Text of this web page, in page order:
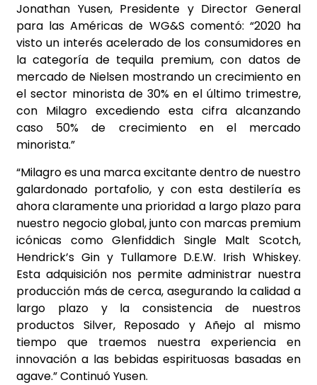
Jonathan Yusen, Presidente y Director General
para las Américas de WG&S comentó: “2020 ha
visto un interés acelerado de los consumidores en
la categoría de tequila premium, con datos de
mercado de Nielsen mostrando un crecimiento en
el sector minorista de 30% en el último trimestre,
con Milagro excediendo esta cifra alcanzando
caso 50% de crecimiento en el mercado
minorista.”
“Milagro es una marca excitante dentro de nuestro
galardonado portafolio, y con esta destilería es
ahora claramente una prioridad a largo plazo para
nuestro negocio global, junto con marcas premium
icónicas como Glenfiddich Single Malt Scotch,
Hendrick’s Gin y Tullamore D.E.W. Irish Whiskey.
Esta adquisición nos permite administrar nuestra
producción más de cerca, asegurando la calidad a
largo plazo y la consistencia de nuestros
productos Silver, Reposado y Añejo al mismo
tiempo que traemos nuestra experiencia en
innovación a las bebidas espirituosas basadas en
agave.” Continuó Yusen.